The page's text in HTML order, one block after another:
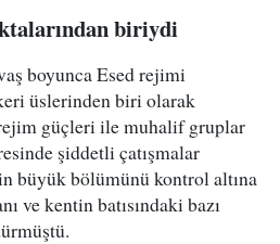
biriydi
boyunca Esed rejimi
üslerinden biri olarak
güçleri ile muhalif gruplar
şiddetli çatışmalar
büyük bölümünü kontrol altına
ve kentin batısındaki bazı